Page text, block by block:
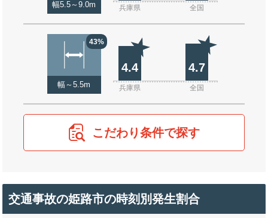
幅5.5～9.0m 兵庫県 全国
43%
幅～5.5m
4.4 4.7
兵庫県 全国
こだわり条件で探す
交通事故の姫路市の時刻別発生割合